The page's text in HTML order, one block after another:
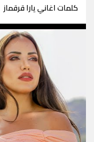
كلمات اغاني يارا قرقماز